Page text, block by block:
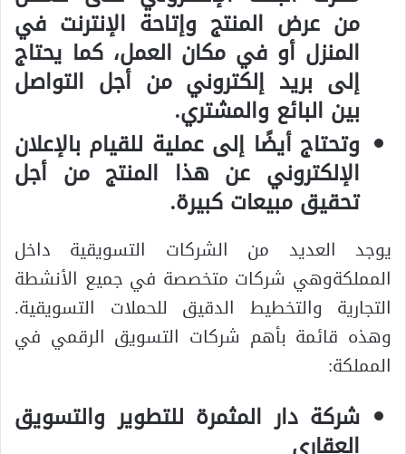
من عرض المنتج وإتاحة الإنترنت في
المنزل أو في مكان العمل، كما يحتاج
إلى بريد إلكتروني من أجل التواصل
بين البائع والمشتري.
وتحتاج أيضًا إلى عملية للقيام بالإعلان
الإلكتروني عن هذا المنتج من أجل
تحقيق مبيعات كبيرة.
يوجد العديد من الشركات التسويقية داخل
المملكةوهي شركات متخصصة في جميع الأنشطة
التجارية والتخطيط الدقيق للحملات التسويقية.
وهذه قائمة بأهم شركات التسويق الرقمي في
المملكة:
شركة دار المثمرة للتطوير والتسويق
العقاري